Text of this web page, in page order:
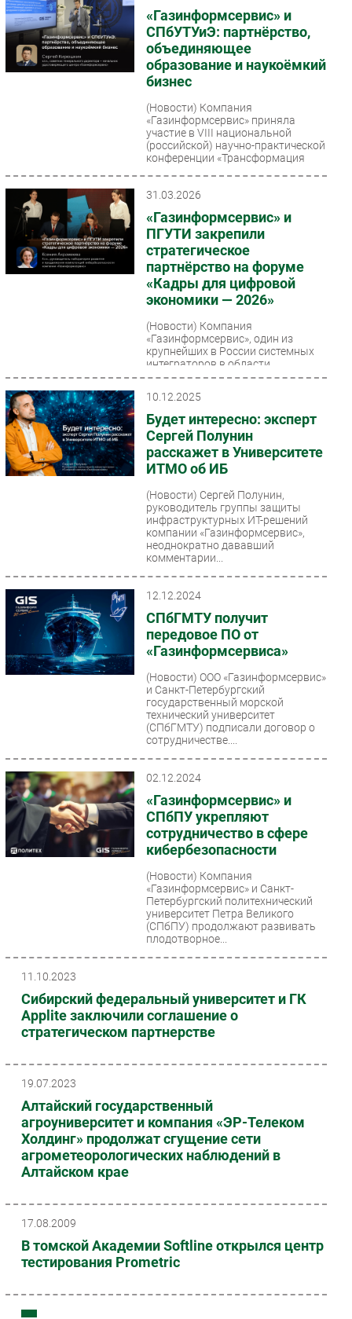
«Газинформсервис» и
СПбУТУиЭ: партнёрство,
объединяющее
образование и наукоёмкий
бизнес
(Новости) Компания
«Газинформсервис» приняла
участие в VIII национальной
(российской) научно-практической
конференции «Трансформация
31.03.2026
«Газинформсервис» и
ПГУТИ закрепили
стратегическое
партнёрство на форуме
«Кадры для цифровой
экономики — 2026»
(Новости) Компания
«Газинформсервис», один из
крупнейших в России системных
интеграторов в области
безопасности и разработчиков
10.12.2025
Будет интересно: эксперт
Сергей Полунин
расскажет в Университете
ИТМО об ИБ
(Новости) Сергей Полунин,
руководитель группы защиты
инфраструктурных ИТ-решений
компании «Газинформсервис»,
неоднократно дававший
комментарии...
12.12.2024
СПбГМТУ получит
передовое ПО от
«Газинформсервиса»
(Новости) ООО «Газинформсервис»
и Санкт-Петербургский
государственный морской
технический университет
(СПбГМТУ) подписали договор о
сотрудничестве....
02.12.2024
«Газинформсервис» и
СПбПУ укрепляют
сотрудничество в сфере
кибербезопасности
(Новости) Компания
«Газинформсервис» и Санкт-
Петербургский политехнический
университет Петра Великого
(СПбПУ) продолжают развивать
плодотворное...
11.10.2023
Сибирский федеральный университет и ГК
Applite заключили соглашение о
стратегическом партнерстве
19.07.2023
Алтайский государственный
агроуниверситет и компания «ЭР-Телеком
Холдинг» продолжат сгущение сети
агрометеорологических наблюдений в
Алтайском крае
17.08.2009
В томской Академии Softline открылся центр
тестирования Prometric